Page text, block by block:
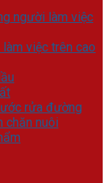
người làm việc
việc trên cao
rửa đường
chăn nuôi